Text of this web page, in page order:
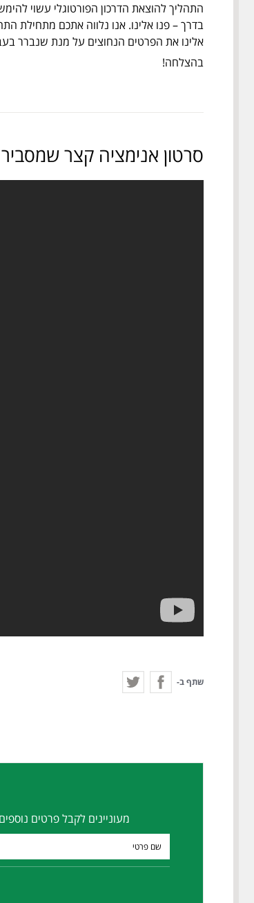
התהליך להוצאת הדרכון הפורטוגלי עשוי
בדרך – פנו אלינו. אנו נלווה אתכם מתחילת
אלינו את הפרטים הנחוצים על מנת שנברר
בהצלחה!
סרטון אנימציה קצר
שתף ב-
מעוניינים לקבל פרטים